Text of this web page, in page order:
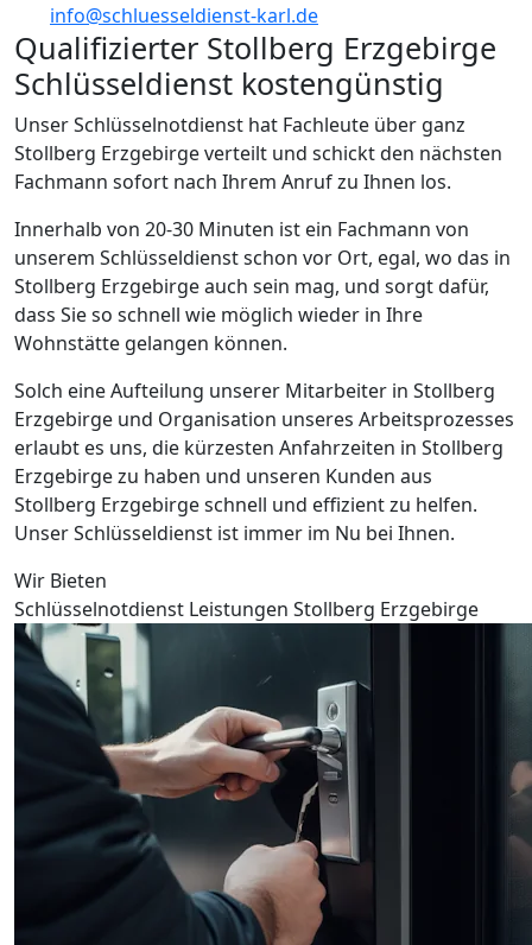
info@schluesseldienst-karl.de
Qualifizierter Stollberg Erzgebirge
Schlüsseldienst kostengünstig
Unser Schlüsselnotdienst hat Fachleute über ganz
Stollberg Erzgebirge verteilt und schickt den nächsten
Fachmann sofort nach Ihrem Anruf zu Ihnen los.
Innerhalb von 20-30 Minuten ist ein Fachmann von
unserem Schlüsseldienst schon vor Ort, egal, wo das in
Stollberg Erzgebirge auch sein mag, und sorgt dafür,
dass Sie so schnell wie möglich wieder in Ihre
Wohnstätte gelangen können.
Solch eine Aufteilung unserer Mitarbeiter in Stollberg
Erzgebirge und Organisation unseres Arbeitsprozesses
erlaubt es uns, die kürzesten Anfahrzeiten in Stollberg
Erzgebirge zu haben und unseren Kunden aus
Stollberg Erzgebirge schnell und effizient zu helfen.
Unser Schlüsseldienst ist immer im Nu bei Ihnen.
Wir Bieten
Schlüsselnotdienst Leistungen Stollberg Erzgebirge